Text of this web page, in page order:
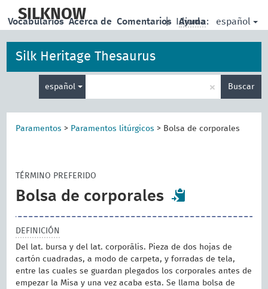
main
SILKNOW | Idioma: español
Vocabularios Acerca de Comentarios Ayuda
Silk Heritage Thesaurus
español × Buscar
Paramentos > Paramentos litúrgicos > Bolsa de corporales
TÉRMINO PREFERIDO
Bolsa de corporales
DEFINICIÓN
Del lat. bursa y del lat. corporālis. Pieza de dos hojas de
cartón cuadradas, a modo de carpeta, y forradas de tela,
entre las cuales se guardan plegados los corporales antes de
empezar la Misa y una vez acaba esta. Se llama bolsa de